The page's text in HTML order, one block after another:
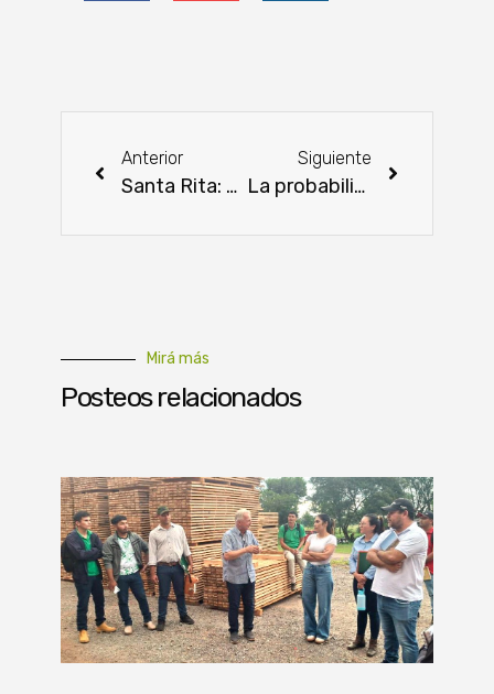
Anterior
Santa Rita: Universidad San Carlos realizó importante conferencia
Siguiente
La probabilidad de incendios forestales devastadores aumentará a fin de siglo
Mirá más
Posteos relacionados